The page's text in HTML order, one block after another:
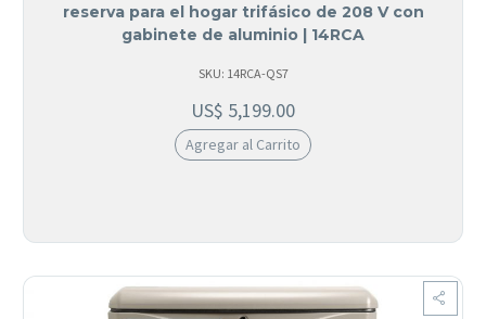
reserva para el hogar trifásico de 208 V con
gabinete de aluminio | 14RCA
SKU: 14RCA-QS7
US$ 5,199.00
Agregar al Carrito